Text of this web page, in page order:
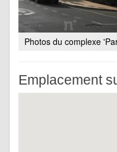
Photos du complexe
Emplacement